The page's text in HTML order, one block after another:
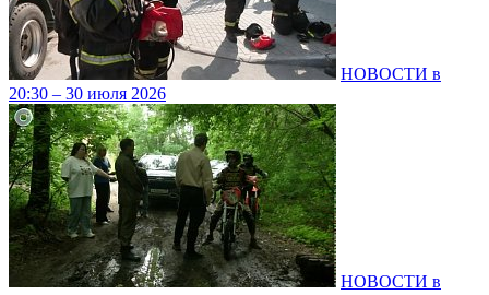
НОВОСТИ в
20:30 – 30 июля 2026
НОВОСТИ в